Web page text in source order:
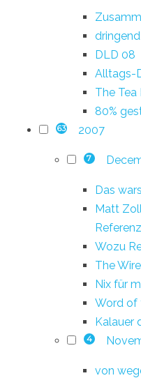
DLD 08
Alltags-
The Tea
80%
63 2007
7
Das
Matt
Wozu
The Wire
Nix für
Word of
Kalauer
4
von